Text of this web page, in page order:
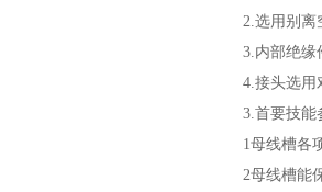
2.选用别离
3.内部绝缘
4.接头选用
3.首要技能
1母线槽各
2母线槽能